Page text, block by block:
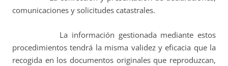
comunicaciones y solicitudes catastrales.
La información gestionada mediante estos
procedimientos tendrá la misma validez y eficacia que la
recogida en los documentos originales que reproduzcan,